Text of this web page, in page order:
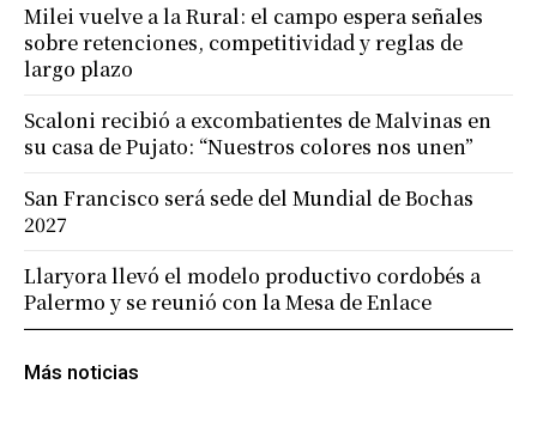
Más noticias
Milei vuelve a la Rural: el campo espera señales
sobre retenciones, competitividad y reglas de
largo plazo
Scaloni recibió a excombatientes de Malvinas en
su casa de Pujato: “Nuestros colores nos unen”
San Francisco será sede del Mundial de Bochas
2027
Llaryora llevó el modelo productivo cordobés a
Palermo y se reunió con la Mesa de Enlace